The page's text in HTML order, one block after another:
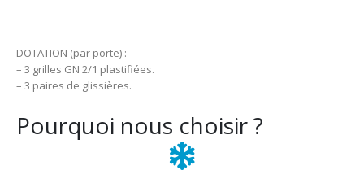
DOTATION (par porte) :
– 3 grilles GN 2/1 plastifiées.
– 3 paires de glissières.
Pourquoi nous choisir ?